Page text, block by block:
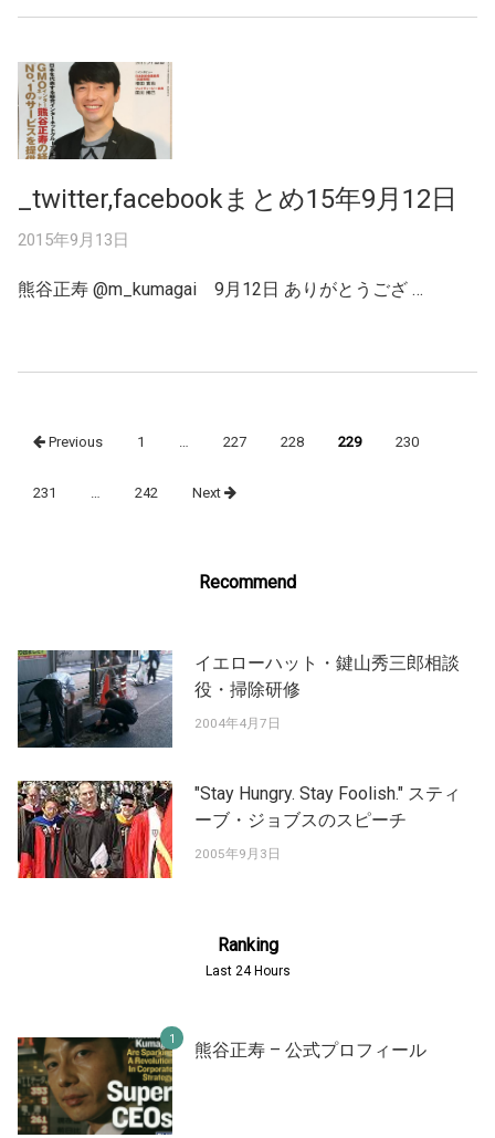
_twitter,facebookまとめ15年9月12日
2015年9月13日
熊谷正寿 ‏@m_kumagai 9月12日 ありがとうござ …
navigation
Previous 1 227 228 229 230
231 242 Next
Recommend
イエローハット・鍵山秀三郎相談
役・掃除研修
2004年4月7日
"Stay Hungry. Stay Foolish." スティ
ーブ・ジョブスのスピーチ
2005年9月3日
Ranking
Last 24 Hours
熊谷正寿 – 公式プロフィール